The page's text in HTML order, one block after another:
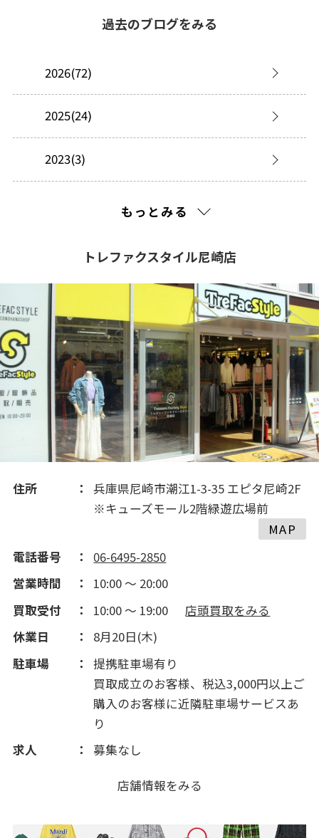
過去のブログをみる
2026(72)
2025(24)
2023(3)
2020(182)
2019(124)
2018(112)
2017(159)
2016(211)
2015(185)
2014(350)
2013(80)
もっとみる
トレファクスタイル尼崎店
住所
兵庫県尼崎市潮江1-3-35 エピタ尼崎2F
※キューズモール2階緑遊広場前
MAP
電話番号
06-6495-2850
営業時間
10:00 ～ 20:00
買取受付
10:00 ～ 19:00
店頭買取をみる
休業日
8月20日(木)
駐車場
提携駐車場有り
買取成立のお客様、税込3,000円以上ご
購入のお客様に近隣駐車場サービスあ
り
求人
募集なし
店舗情報をみる